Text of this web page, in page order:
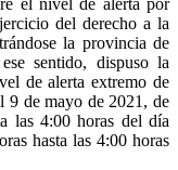
del derecho a la
la provincia de
sentido, dispuso la
de alerta extremo de
9 de mayo de 2021, de
las 4:00 horas del día
hasta las 4:00 horas